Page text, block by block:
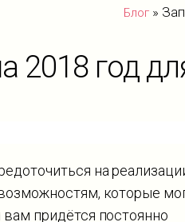
Блог »
2018 год
на
которые
придётся постоянно